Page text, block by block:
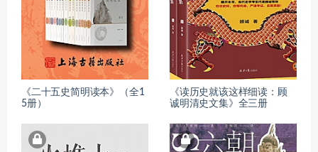
《二十五史简明读本》（全1
5册）
《读历史就该这样细读：顾
诚明清史文集》全三册